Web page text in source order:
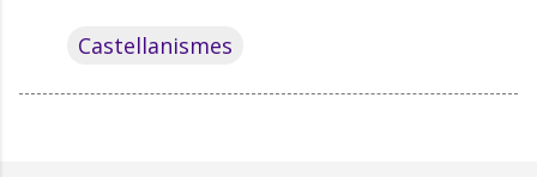
Castellanismes